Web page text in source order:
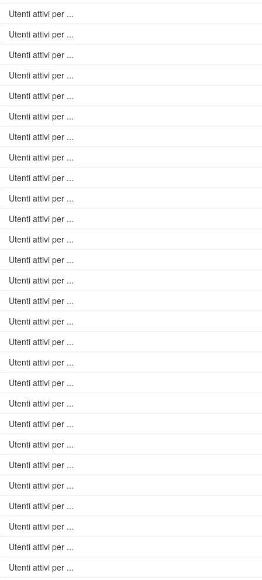
Utenti attivi per ...
Utenti attivi per ...
Utenti attivi per ...
Utenti attivi per ...
Utenti attivi per ...
Utenti attivi per ...
Utenti attivi per ...
Utenti attivi per ...
Utenti attivi per ...
Utenti attivi per ...
Utenti attivi per ...
Utenti attivi per ...
Utenti attivi per ...
Utenti attivi per ...
Utenti attivi per ...
Utenti attivi per ...
Utenti attivi per ...
Utenti attivi per ...
Utenti attivi per ...
Utenti attivi per ...
Utenti attivi per ...
Utenti attivi per ...
Utenti attivi per ...
Utenti attivi per ...
Utenti attivi per ...
Utenti attivi per ...
Utenti attivi per ...
Utenti attivi per ...